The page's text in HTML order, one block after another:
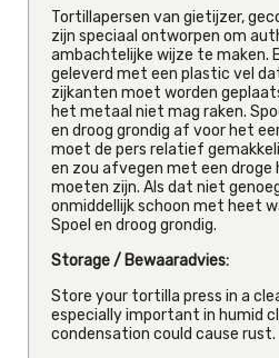
Tortillapersen van gietijzer,
zijn speciaal ontworpen om
ambachtelijke wijze te maken.
geleverd met een plastic vel
zijkanten moet worden
het metaal niet mag raken.
en droog grondig af voor het
moet de pers relatief
en zou afvegen met een droge
moeten zijn. Als dat niet
onmiddellijk schoon met heet
Spoel en droog grondig.
Storage / Bewaaradvies:
Store your tortilla press in a
especially important in humid
condensation could cause rust.